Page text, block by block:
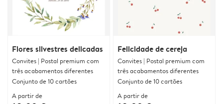
Flores silvestres delicadas
Convites | Postal premium com
três acabamentos diferentes
Conjunto de 10 cartões
A partir de
Felicidade de cereja
Convites | Postal premium com
três acabamentos diferentes
Conjunto de 10 cartões
A partir de